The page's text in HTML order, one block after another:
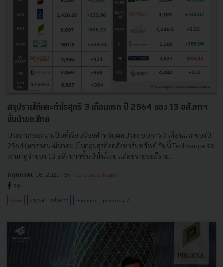
สรุปรายได้และกำไรสุทธิ 3 เดือนแรก ปี 2564 ของ 13 อสังหาฯ
ชั้นนำของไทย
ประกาศออกมาเป็นที่เรียบร้อยสำหรับผลประกอบการ 3 เดือนแรกของปี
2564 (มกราคม-มีนาคม )ในกลุ่มธุรกิจอสังหาริมทรัพย์ วันนี้ Techsauce จะ
พามาดูว่าของ 13 อสังหาฯชั้นนำในไทย แต่ละรายจะมีราย...
พฤษภาคม 18, 2021 | By Techsauce Team
39
News q1/64 อสังหาฯ revenue property-2